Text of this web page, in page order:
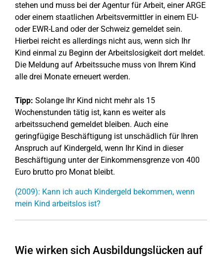
stehen und muss bei der Agentur für Arbeit, einer ARGE
oder einem staatlichen Arbeitsvermittler in einem EU-
oder EWR-Land oder der Schweiz gemeldet sein.
Hierbei reicht es allerdings nicht aus, wenn sich Ihr
Kind einmal zu Beginn der Arbeitslosigkeit dort meldet.
Die Meldung auf Arbeitssuche muss von Ihrem Kind
alle drei Monate erneuert werden.
Tipp: Solange Ihr Kind nicht mehr als 15
Wochenstunden tätig ist, kann es weiter als
arbeitssuchend gemeldet bleiben. Auch eine
geringfügige Beschäftigung ist unschädlich für Ihren
Anspruch auf Kindergeld, wenn Ihr Kind in dieser
Beschäftigung unter der Einkommensgrenze von 400
Euro brutto pro Monat bleibt.
(2009): Kann ich auch Kindergeld bekommen, wenn
mein Kind arbeitslos ist?
Wie wirken sich Ausbildungslücken auf